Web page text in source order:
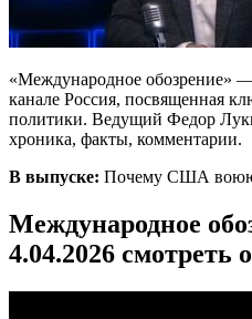
«Международное обозрение» —
канале Россия, посвященная
политики. Ведущий Федор
хроника, факты, комментарии.
В выпуске: Почему США
Международное
4.04.2026 смотреть